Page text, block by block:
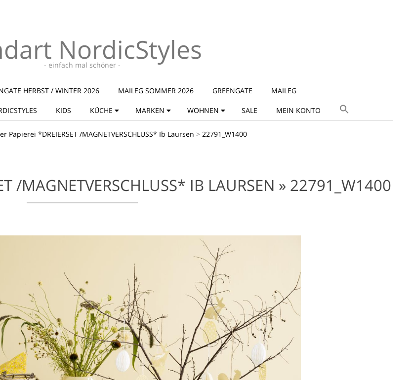
NordicStyles
- einfach mal schöner -
HERBST / WINTER 2026 MAILEG SOMMER 2026 GREENGATE MAILEG
KIDS KÜCHE MARKEN WOHNEN SALE MEIN KONTO
Papierei *DREIERSET /MAGNETVERSCHLUSS* Ib Laursen > 22791_W1400
/MAGNETVERSCHLUSS* IB LAURSEN » 22791_W1400